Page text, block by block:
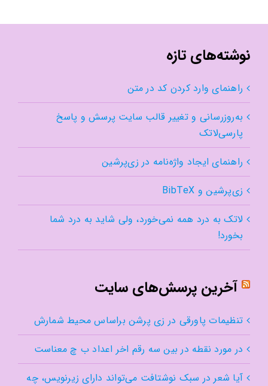
نوشته‌های تازه
راهنمای وارد کردن کد در متن
به‌روزرسانی و تغییر قالب سایت پرسش و پاسخ
پارسی‌لاتک
راهنمای ایجاد واژه‌نامه در زی‌پرشین
زی‌پرشین و BibTeX
لاتک به درد همه نمی‌خورد، ولی شاید به درد شما
بخورد!
آخرین پرسش‌های سایت
تنظیمات پاورقی در زی پرشن براساس محیط شمارش
در مورد نقطه در بین سه رقم اخر اعداد ب چ معناست
آیا شعر در سبک نوشتافت می‌تواند دارای زیرنویس، چه